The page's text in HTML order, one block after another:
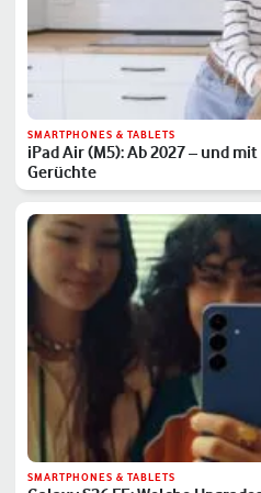
SMARTPHONES & TABLETS
iPad Air (M5): Ab 2027 – und
Gerüchte
SMARTPHONES & TABLETS